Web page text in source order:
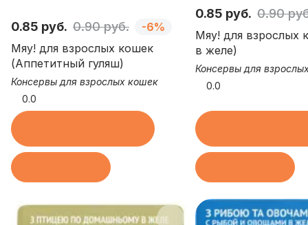
0.85 руб. 0.90 руб.
-6%
Мяу! для взрослых кошек
(Аппетитный гуляш)
Консервы для взрослых кошек
0.0
0.85 руб. 0.90
Мяу! для взрослых
в желе)
Консервы для
0.0